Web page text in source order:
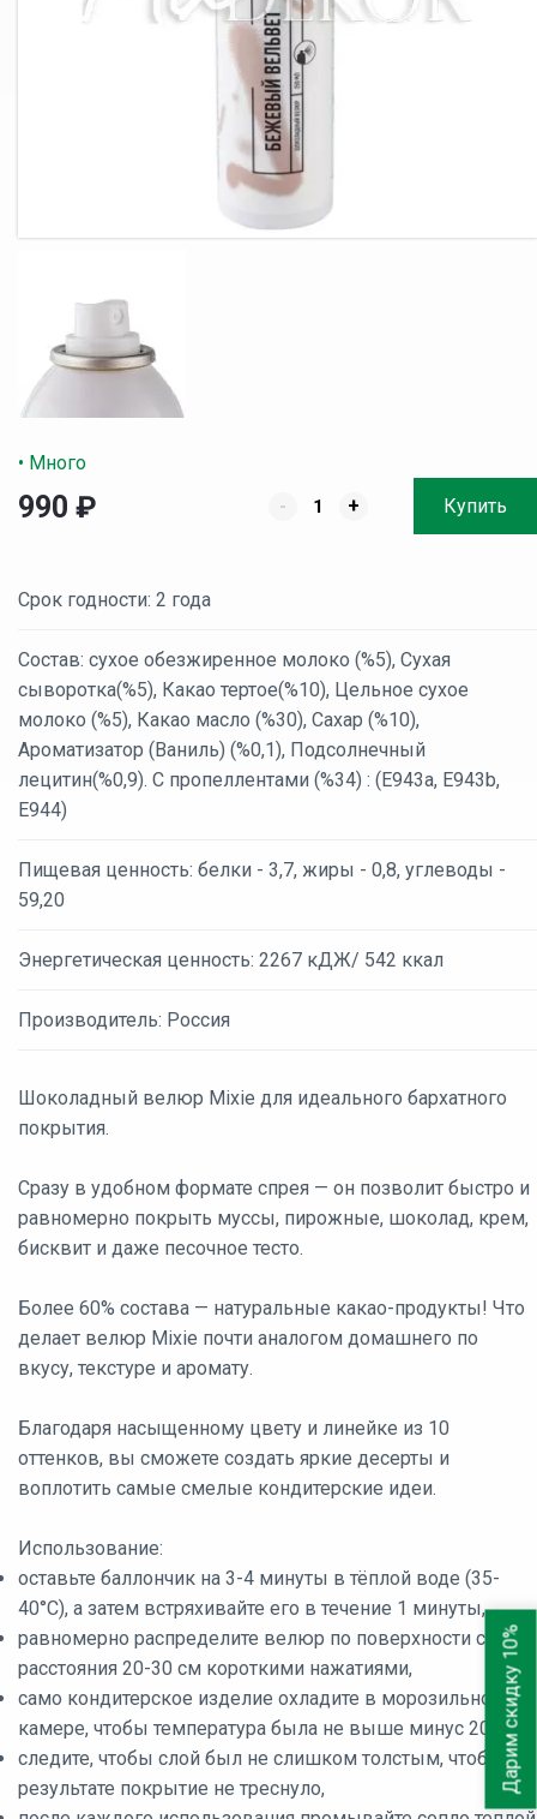
• Много
990 ₽ - + Купить
Срок годности: 2 года
Состав: сухое обезжиренное молоко (%5), Сухая
сыворотка(%5), Какао тертое(%10), Цельное сухое
молоко (%5), Какао масло (%30), Сахар (%10),
Ароматизатор (Ваниль) (%0,1), Подсолнечный
лецитин(%0,9). С пропеллентами (%34) : (E943a, E943b,
E944)
Пищевая ценность: белки - 3,7, жиры - 0,8, углеводы -
59,20
Энергетическая ценность: 2267 кДЖ/ 542 ккал
Производитель: Россия
Шоколадный велюр Mixie для идеального бархатного
покрытия.
Сразу в удобном формате спрея — он позволит быстро и
равномерно покрыть муссы, пирожные, шоколад, крем,
бисквит и даже песочное тесто.
Более 60% состава — натуральные какао-продукты! Что
делает велюр Mixie почти аналогом домашнего по
вкусу, текстуре и аромату.
Благодаря насыщенному цвету и линейке из 10
оттенков, вы сможете создать яркие десерты и
воплотить самые смелые кондитерские идеи.
Использование:
оставьте баллончик на 3-4 минуты в тёплой воде (35-
40°C), а затем встряхивайте его в течение 1 минуты,
равномерно распределите велюр по поверхности с
расстояния 20-30 см короткими нажатиями,
само кондитерское изделие охладите в морозильной
камере, чтобы температура была не выше минус 20°C,
следите, чтобы слой был не слишком толстым, чтобы в
результате покрытие не треснуло,
Дарим скидку 10%